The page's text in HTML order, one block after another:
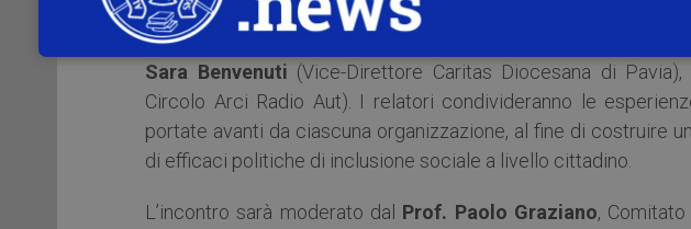
Seguiranno gli interventi di Anna Zucconi
Pavia),
Sara Benvenuti (Vice-Direttore Caritas Diocesana di Pavia),
Circolo Arci Radio Aut). I relatori condivideranno le
portate avanti da ciascuna organizzazione, al fine di costruire
di efficaci politiche di inclusione sociale a livello cittadino.
L’incontro sarà moderato dal Prof. Paolo Graziano,